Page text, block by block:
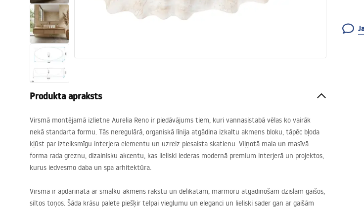
Vannas istabas dušas
Virtuve
Vannas istabas piederumi
Produkta apraksts
Virsmā montējamā izlietne Aurelia Reno ir piedāvājums tiem, kuri vannasistabā vēlas ko vairāk
nekā standarta formu. Tās neregulārā, organiskā līnija atgādina izkaltu akmens bloku, tāpēc bļoda
kļūst par izteiksmīgu interjera elementu un uzreiz piesaista skatienu. Viļņotā mala un masīvā
forma rada greznu, dizainisku akcentu, kas lieliski iederas modernā premium interjerā un projektos,
kurus iedvesmo daba un spa arhitektūra.
Virsma ir apdarināta ar smalku akmens rakstu un delikātām, marmoru atgādinošām dzīslām gaišos,
siltos toņos. Šāda krāsu palete piešķir telpai vieglumu un eleganci un lieliski sader gan ar gaišām